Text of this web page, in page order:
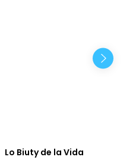
Lo Biuty de la Vida